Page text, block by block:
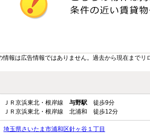
報は広告情報ではありません。過去から現在まで
ＪＲ京浜東北・根岸線 与野駅 徒歩9分
ＪＲ京浜東北・根岸線 北浦和 徒歩12分
埼玉県さいたま市浦和区針ヶ谷１丁目